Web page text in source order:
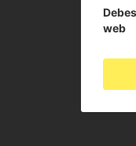
web